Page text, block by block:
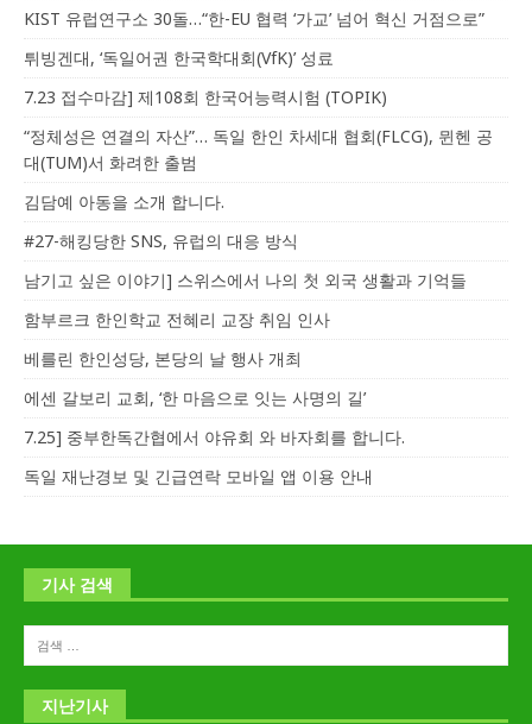
KIST 유럽연구소 30돌…“한-EU 협력 ‘가교’ 넘어 혁신 거점으로”
튀빙겐대, ‘독일어권 한국학대회(VfK)’ 성료
7.23 접수마감] 제108회 한국어능력시험 (TOPIK)
“정체성은 연결의 자산”… 독일 한인 차세대 협회(FLCG), 뮌헨 공
대(TUM)서 화려한 출범
김담예 아동을 소개 합니다.
#27-해킹당한 SNS, 유럽의 대응 방식
남기고 싶은 이야기] 스위스에서 나의 첫 외국 생활과 기억들
함부르크 한인학교 전혜리 교장 취임 인사
베를린 한인성당, 본당의 날 행사 개최
에센 갈보리 교회, ‘한 마음으로 잇는 사명의 길’
7.25] 중부한독간협에서 야유회 와 바자회를 합니다.
독일 재난경보 및 긴급연락 모바일 앱 이용 안내
기사 검색
지난기사